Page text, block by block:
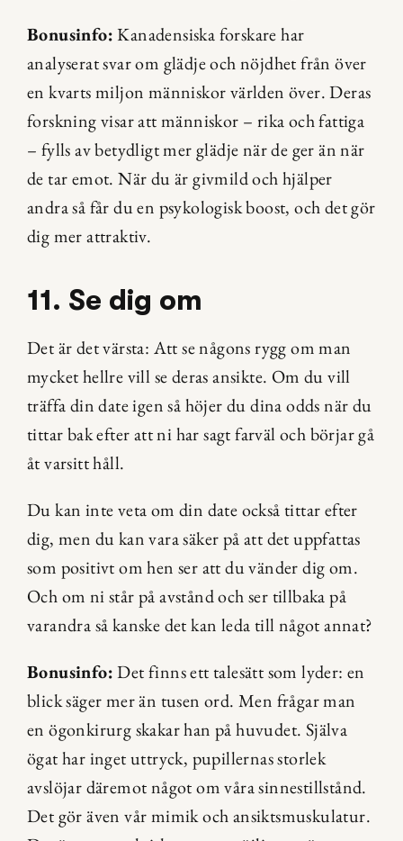
Bonusinfo: Kanadensiska forskare har
analyserat svar om glädje och nöjdhet från över
en kvarts miljon människor världen över. Deras
forskning visar att människor – rika och fattiga
– fylls av betydligt mer glädje när de ger än när
de tar emot. När du är givmild och hjälper
andra så får du en psykologisk boost, och det gör
dig mer attraktiv.
11. Se dig om
Det är det värsta: Att se någons rygg om man
mycket hellre vill se deras ansikte. Om du vill
träffa din date igen så höjer du dina odds när du
tittar bak efter att ni har sagt farväl och börjar gå
åt varsitt håll.
Du kan inte veta om din date också tittar efter
dig, men du kan vara säker på att det uppfattas
som positivt om hen ser att du vänder dig om.
Och om ni står på avstånd och ser tillbaka på
varandra så kanske det kan leda till något annat?
Bonusinfo: Det finns ett talesätt som lyder: en
blick säger mer än tusen ord. Men frågar man
en ögonkirurg skakar han på huvudet. Själva
ögat har inget uttryck, pupillernas storlek
avslöjar däremot något om våra sinnestillstånd.
Det gör även vår mimik och ansiktsmuskulatur.